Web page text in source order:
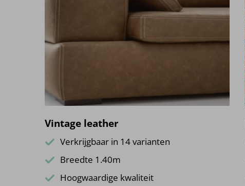
Vintage leather
Verkrijgbaar in 14 varianten
Breedte 1.40m
Hoogwaardige kwaliteit